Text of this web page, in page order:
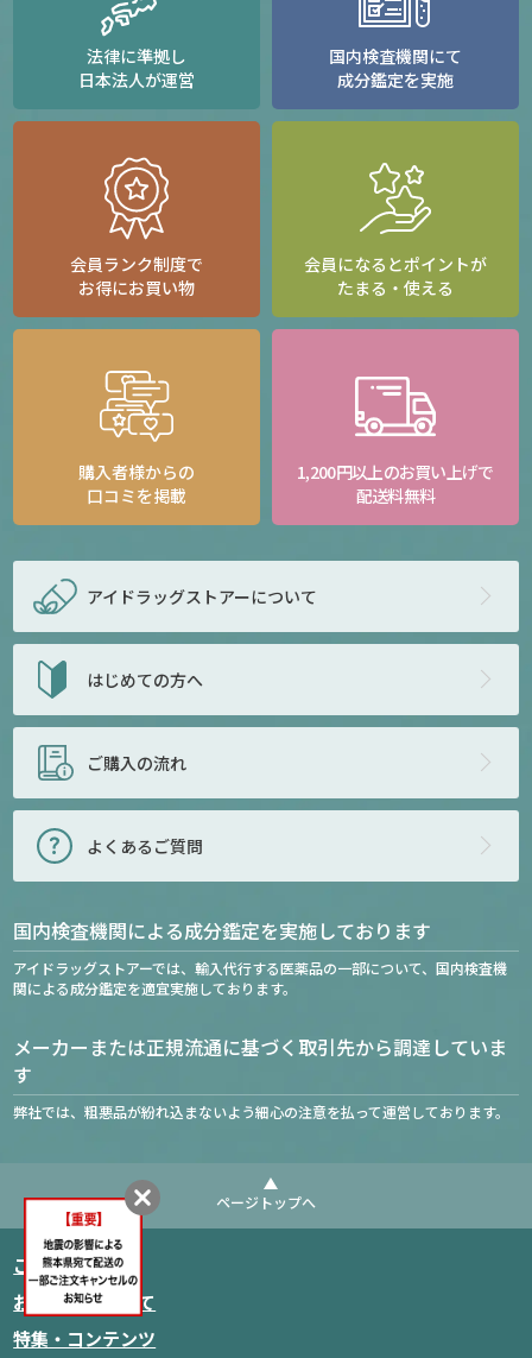
法律に準拠し
日本法人が運営
国内検査機関にて
成分鑑定を実施
会員ランク制度で
お得にお買い物
会員になるとポイントが
たまる・使える
購入者様からの
口コミを掲載
1,200円以上のお買い上げで
配送料無料
アイドラッグストアーについて
はじめての方へ
ご購入の流れ
よくあるご質問
国内検査機関による成分鑑定を実施しております
アイドラッグストアーでは、輸入代行する医薬品の一部について、国内検査機
関による成分鑑定を適宜実施しております。
メーカーまたは正規流通に基づく取引先から調達していま
す
弊社では、粗悪品が紛れ込まないよう細心の注意を払って運営しております。
ページトップへ
ご利用ガイド
お支払いについて
特集・コンテンツ